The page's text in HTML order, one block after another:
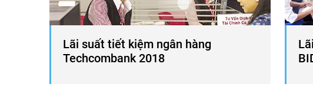
Lãi suất tiết kiệm ngân hàng
Techcombank 2018